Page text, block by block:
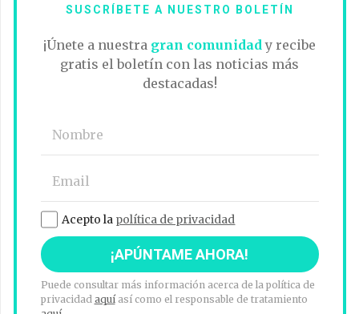
SUSCRÍBETE A NUESTRO BOLETÍN
¡Únete a nuestra gran comunidad y recibe
gratis el boletín con las noticias más
destacadas!
Acepto la política de privacidad
Puede consultar más información acerca de la política de
privacidad aquíasí como el responsable de tratamiento